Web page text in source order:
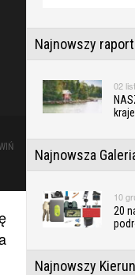
Najnowszy raport
02
Najnowsza
10
20
Najnowszy